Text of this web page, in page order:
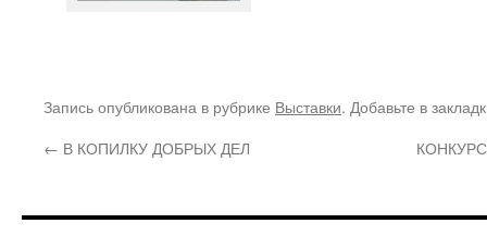
Запись опубликована в рубрике Выставки. Добавьте в
← В КОПИЛКУ ДОБРЫХ ДЕЛ